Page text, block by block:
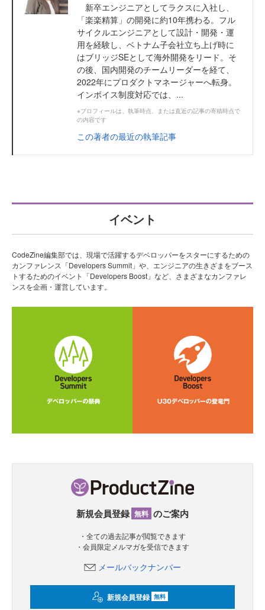
新卒エンジニアとしてラクスに入社し、
「楽楽精算」の開発に約10年携わる。フル
サイクルエンジニアとして設計・開発・運
用を経験し、ベトナム子会社立ち上げ時に
はブリッジSEとして海外開発をリード。そ
の後、国内開発のチームリーダーを経て、
2022年にプロダクトマネージャーへ転身。
インボイス制度対応では、...
※プロフィールは、執筆時点、または直近の記事の寄稿時点で
の内容です
この著者の最近の執筆記事
イベント
CodeZine編集部では、現場で活躍するデベロッパーをスターにするための
カンファレンス「Developers Summit」や、エンジニアの生きざまをブース
トするためのイベント「Developers Boost」など、さまざまなカンファレ
ンスを企画・運営しています。
新規会員登録 無料 のご案内
・全ての過去記事が閲覧できます
・会員限定メルマガを受信できます
メールバックナンバー
新規会員登録 無料